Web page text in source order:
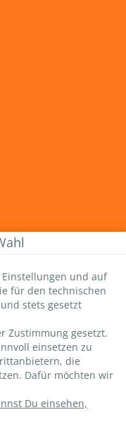
und auf
für den technischen
stets gesetzt
Zustimmung gesetzt.
einsetzen zu
die
Dafür möchten wir
Du einsehen,